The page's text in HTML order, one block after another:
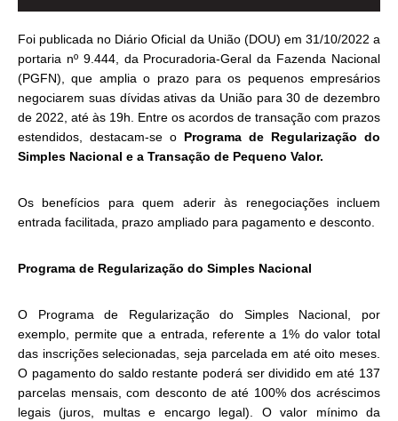
Foi publicada no Diário Oficial da União (DOU) em 31/10/2022 a
portaria nº 9.444, da Procuradoria-Geral da Fazenda Nacional
(PGFN), que amplia o prazo para os pequenos empresários
negociarem suas dívidas ativas da União para 30 de dezembro
de 2022, até às 19h. Entre os acordos de transação com prazos
estendidos, destacam-se o Programa de Regularização do
Simples Nacional e a Transação de Pequeno Valor.
Os benefícios para quem aderir às renegociações incluem
entrada facilitada, prazo ampliado para pagamento e desconto.
Programa de Regularização do Simples Nacional
O Programa de Regularização do Simples Nacional, por
exemplo, permite que a entrada, referente a 1% do valor total
das inscrições selecionadas, seja parcelada em até oito meses.
O pagamento do saldo restante poderá ser dividido em até 137
parcelas mensais, com desconto de até 100% dos acréscimos
legais (juros, multas e encargo legal). O valor mínimo da